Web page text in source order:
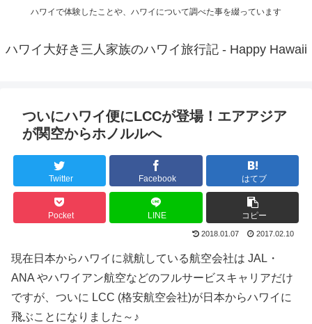
ハワイで体験したことや、ハワイについて調べた事を綴っています
ハワイ大好き三人家族のハワイ旅行記 - Happy Hawaii
ついにハワイ便にLCCが登場！エアアジア
が関空からホノルルへ
Twitter Facebook はてブ
Pocket LINE コピー
2018.01.07 2017.02.10
現在日本からハワイに就航している航空会社は JAL・
ANA やハワイアン航空などのフルサービスキャリアだけ
ですが、ついに LCC (格安航空会社)が日本からハワイに
飛ぶことになりました～♪